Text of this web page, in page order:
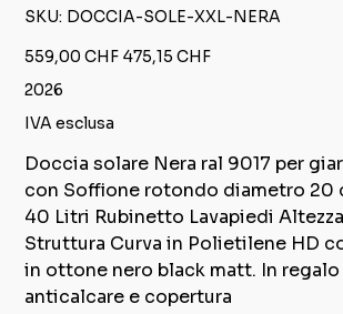
SKU: SKU
DOCCIA-
XXL-
NERA
DOCCIA-SOLE-XXL-NERA
Prezzo
originale
559,00 CHF
Prezzo
scontato
475,15 CHF
2026
IVA esclusa
Doccia solare Nera ral 9017 per
con Soffione rotondo diametro 20
40 Litri Rubinetto Lavapiedi
Struttura Curva in Polietilene HD
in ottone nero black matt. In
anticalcare e copertura